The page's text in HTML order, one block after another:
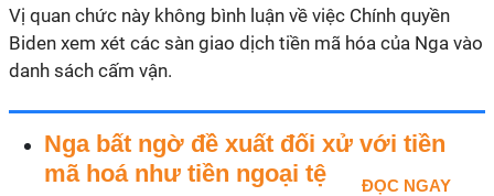
Vị quan chức này không bình luận về việc Chính quyền
Biden xem xét các sàn giao dịch tiền mã hóa của Nga vào
danh sách cấm vận.
Nga bất ngờ đề xuất đối xử với tiền
mã hoá như tiền ngoại tệ
ĐỌC NGAY